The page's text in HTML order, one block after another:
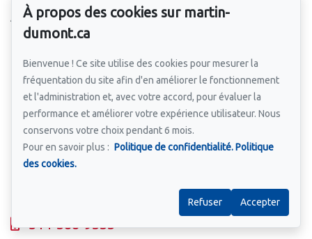
Accueil
Équipe
Propriétés
Blogue
Quartiers
Engagement
Relocalisation
Projets neufs
514-388-9333
À propos des cookies sur martin-
dumont.ca
Bienvenue ! Ce site utilise des cookies pour mesurer la
fréquentation du site afin d'en améliorer le fonctionnement
et l'administration et, avec votre accord, pour évaluer la
performance et améliorer votre expérience utilisateur. Nous
conservons votre choix pendant 6 mois.
Pour en savoir plus : Politique de confidentialité.Politique
des cookies.
Refuser Accepter